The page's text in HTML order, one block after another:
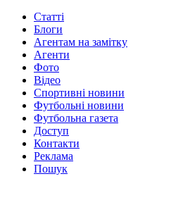
Статті
Блоги
Агентам на замітку
Агенти
Фото
Відео
Спортивні новини
Футбольні новини
Футбольна газета
Доступ
Контакти
Реклама
Пошук